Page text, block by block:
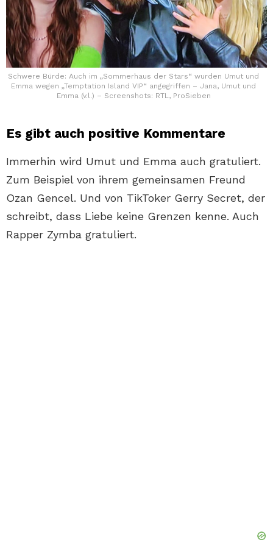
Schwere Bürde: Auch im „Sommerhaus der Stars“ wurden Umut und
Emma wegen „Temptation Island VIP“ angegriffen – Jana, Umut und
Emma (v.l.) – Screenshots: RTL, ProSieben
Es gibt auch positive Kommentare
Immerhin wird Umut und Emma auch gratuliert.
Zum Beispiel von ihrem gemeinsamen Freund
Ozan Gencel. Und von TikToker Gerry Secret, der
schreibt, dass Liebe keine Grenzen kenne. Auch
Rapper Zymba gratuliert.